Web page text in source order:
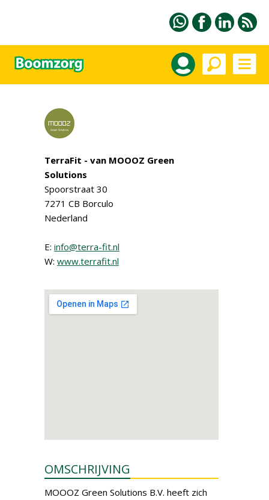
TerraFit - van MOOOZ Green
Solutions
Spoorstraat 30
7271 CB Borculo
Nederland
E: info@terra-fit.nl
W: www.terrafit.nl
OMSCHRIJVING
MOOOZ Green Solutions B.V. heeft zich